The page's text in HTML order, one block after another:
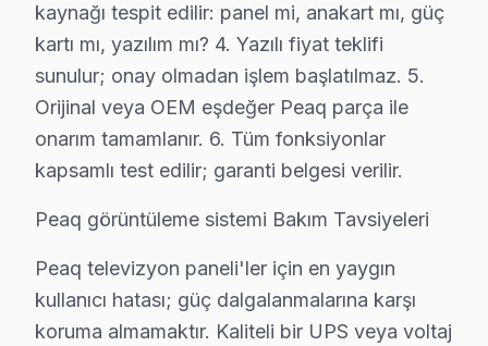
Peaq panel'nizin uzun yıllar sorunsuz çalışması için
Bakım kapsamımız:
• Sarıyer'de panel ve LED backlight kontrolü
• Soğutma fanı temizliği ve termal macun yenileme
• Sarıyer'de anakart kapasitör ve kondansatör
• Sarıyer'de yazılım ve firmware güncelleme kontrolü
Sarıyer'da düzenli bakım yaptıran müşterilerimizde
Peaq Televizyon Kullanım Kılavuzu –
kaynağı tespit edilir: panel mi, anakart mı, güç
kartı mı, yazılım mı? 4. Yazılı fiyat teklifi
sunulur; onay olmadan işlem başlatılmaz. 5.
Orijinal veya OEM eşdeğer Peaq parça ile
onarım tamamlanır. 6. Tüm fonksiyonlar
kapsamlı test edilir; garanti belgesi verilir.
Peaq görüntüleme sistemi Bakım Tavsiyeleri
Peaq televizyon paneli'ler için en yaygın
kullanıcı hatası; güç dalgalanmalarına karşı
koruma almamaktır. Kaliteli bir UPS veya voltaj